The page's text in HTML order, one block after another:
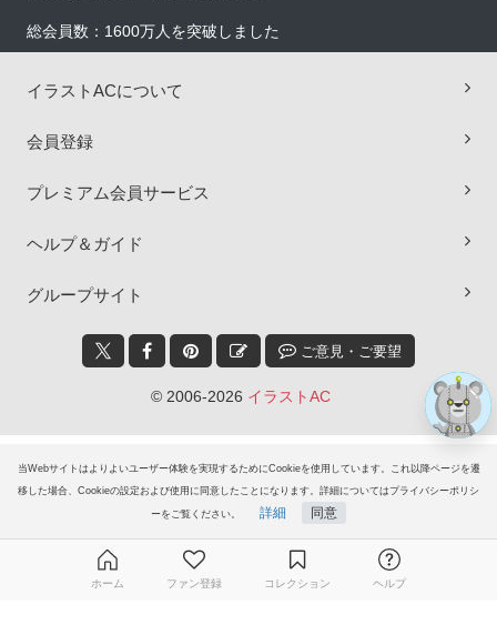
当Webサイトはよりよいユーザー体験を実現するためにCookieを使用しています。これ以降ページを遷
移した場合、Cookieの設定および使用に同意したことになります。詳細についてはプライバシーポリシ
ーをご覧ください。 詳細 同意
総会員数：1600万人を突破しました
イラストACについて
会員登録
プレミアム会員サービス
ヘルプ＆ガイド
グループサイト
ご意見・ご要望
© 2006-2026 イラストAC
ホーム ファン登録 コレクション ヘルプ